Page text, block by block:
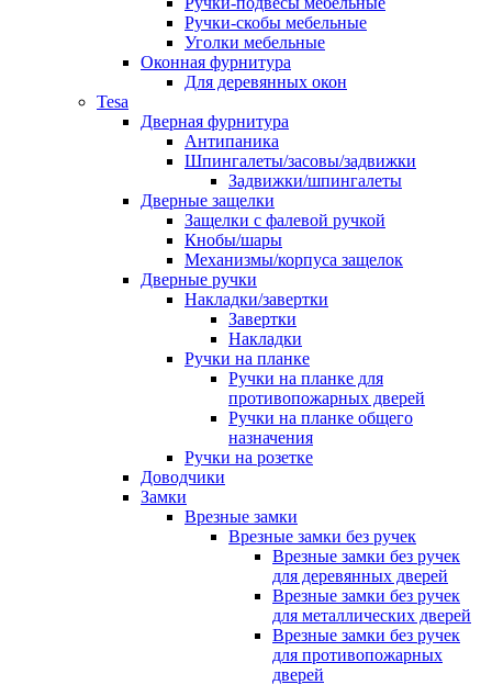
Ручки-скобы мебельные
Уголки мебельные
Оконная фурнитура
Для деревянных окон
Tesa
Дверная фурнитура
Антипаника
Шпингалеты/засовы/задвижки
Задвижки/шпингалеты
Дверные защелки
Защелки с фалевой ручкой
Кнобы/шары
Механизмы/корпуса защелок
Дверные ручки
Накладки/завертки
Завертки
Накладки
Ручки на планке
Ручки на планке для
противопожарных дверей
Ручки на планке общего
назначения
Ручки на розетке
Доводчики
Замки
Врезные замки
Врезные замки без ручек
Врезные замки без ручек
для деревянных дверей
Врезные замки без ручек
для металлических дверей
Врезные замки без ручек
для противопожарных
дверей